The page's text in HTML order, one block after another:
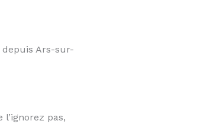
Ars-sur-
l’ignorez pas,